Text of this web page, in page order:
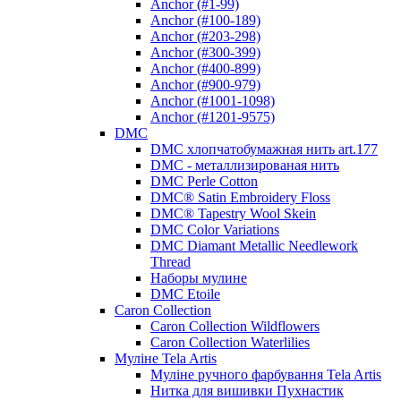
Anchor (#1-99)
Anchor (#100-189)
Anchor (#203-298)
Anchor (#300-399)
Anchor (#400-899)
Anchor (#900-979)
Anchor (#1001-1098)
Anchor (#1201-9575)
DMC
DMC хлопчатобумажная нить art.177
DMC - металлизированая нить
DMC Perle Cotton
DMC® Satin Embroidery Floss
DMC® Tapestry Wool Skein
DMC Color Variations
DMC Diamant Metallic Needlework
Thread
Наборы мулине
DMC Etoile
Caron Collection
Caron Collection Wildflowers
Caron Collection Waterlilies
Муліне Tela Artis
Муліне ручного фарбування Tela Artis
Нитка для вишивки Пухнастик